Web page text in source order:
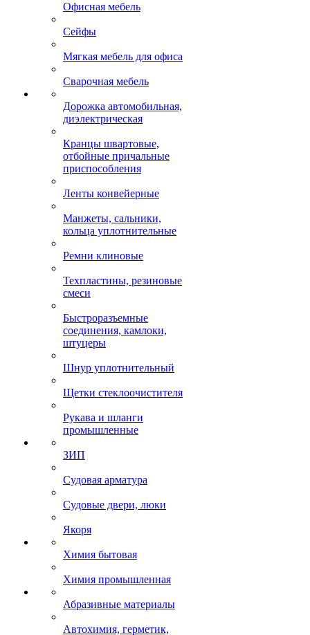
Офисная мебель
Сейфы
Мягкая мебель для офиса
Сварочная мебель
Дорожка автомобильная,
диэлектрическая
Кранцы швартовые,
отбойные причальные
приспособления
Ленты конвейерные
Манжеты, сальники,
кольца уплотнительные
Ремни клиновые
Техпластины, резиновые
смеси
Быстроразъемные
соединения, камлоки,
штуцеры
Шнур уплотнительный
Щетки стеклоочистителя
Рукава и шланги
промышленные
ЗИП
Судовая арматура
Судовые двери, люки
Якоря
Химия бытовая
Химия промышленная
Абразивные материалы
Автохимия, герметик,